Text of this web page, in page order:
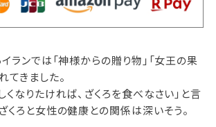
イランでは「神様からの贈り物」「女王の果
てきました。
くなりたければ、ざくろを食べなさい」と言
くろと女性の健康との関係は深いそう。